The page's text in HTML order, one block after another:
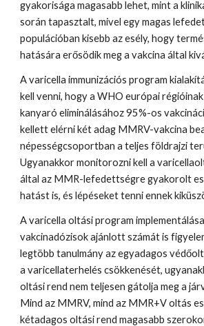
gyakorisága magasabb lehet, mint a
során tapasztalt, mivel egy magas
populációban kisebb az esély, hogy
hatására erősödik meg a vakcina által
A varicella immunizációs program
kell venni, hogy a WHO európai
kanyaró eliminálásához 95%-os
kellett elérni két adag MMRV-vakcina
népességcsoportban a teljes földrajzi
Ugyanakkor monitorozni kell a
által az MMR-lefedettségre gyakorolt
hatást is, és lépéseket tenni ennek
A varicella oltási program
vakcinadózisok ajánlott számát is
legtöbb tanulmány az egyadagos
a varicellaterhelés csökkenését,
oltási rend nem teljesen gátolja meg a
Mind az MMRV, mind az MMR+V oltás
kétadagos oltási rend magasabb